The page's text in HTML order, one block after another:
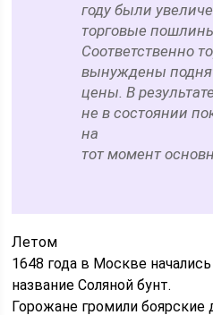
году были
торговые
Соответственно
вынуждены
цены. В
не в состоянии
на
тот момент
Летом
1648 года в Москве
название Соляной бунт.
Горожане громили боярские